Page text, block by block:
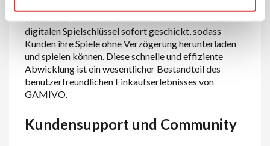
Flexibilität zu bieten. Nach dem Kauf werden die
digitalen Spielschlüssel sofort geschickt, sodass
Kunden ihre Spiele ohne Verzögerung herunterladen
und spielen können. Diese schnelle und effiziente
Abwicklung ist ein wesentlicher Bestandteil des
benutzerfreundlichen Einkaufserlebnisses von
GAMIVO.
Kundensupport und Community